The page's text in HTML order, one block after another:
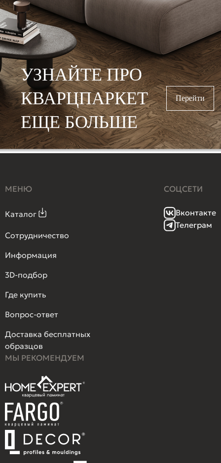
УЗНАЙТЕ ПРО
КВАРЦПАРКЕТ
ЕЩЕ БОЛЬШЕ
Перейти
МЕНЮ
Каталог
Сотрудничество
Информация
3D-подбор
Где купить
Вопрос-ответ
Доставка бесплатных
образцов
СОЦСЕТИ
Вконтакте
Телеграм
МЫ РЕКОМЕНДУЕМ